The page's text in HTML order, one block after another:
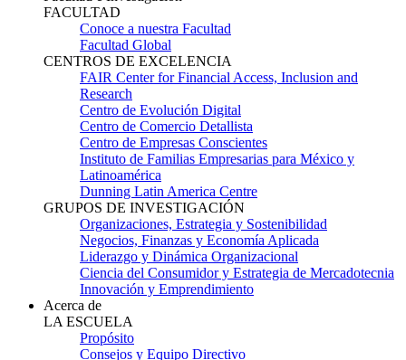
FACULTAD
Conoce a nuestra Facultad
Facultad Global
CENTROS DE EXCELENCIA
FAIR Center for Financial Access, Inclusion and
Research
Centro de Evolución Digital
Centro de Comercio Detallista
Centro de Empresas Conscientes
Instituto de Familias Empresarias para México y
Latinoamérica
Dunning Latin America Centre
GRUPOS DE INVESTIGACIÓN
Organizaciones, Estrategia y Sostenibilidad
Negocios, Finanzas y Economía Aplicada
Liderazgo y Dinámica Organizacional
Ciencia del Consumidor y Estrategia de Mercadotecnia
Innovación y Emprendimiento
Acerca de
LA ESCUELA
Propósito
Consejos y Equipo Directivo